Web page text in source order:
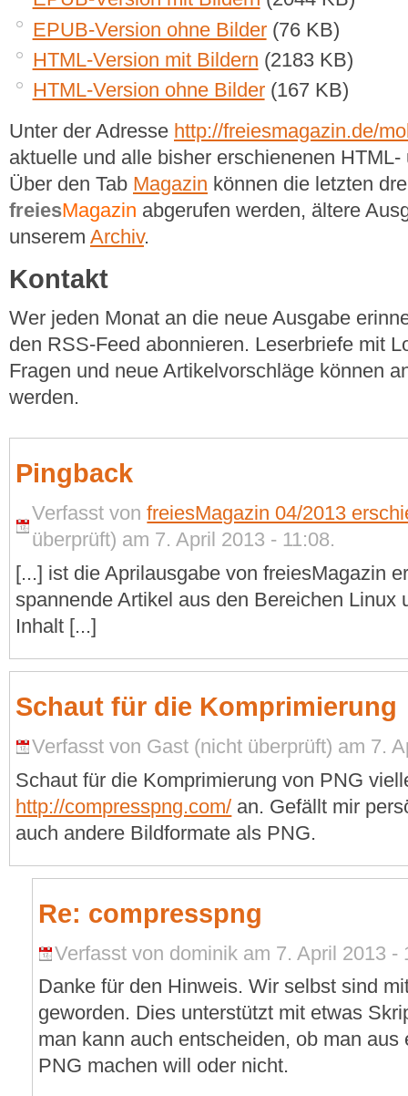
EPUB-Version ohne Bilder(76 KB)
HTML-Version mit Bildern (2183 KB)
HTML-Version ohne Bilder(167 KB)
Unter der Adresse http://freiesmagazin.de/
aktuelle und alle bisher erschienenen
Über den Tab Magazin können die letzten
freiesMagazin abgerufen werden, ältere
unserem Archiv.
Kontakt
Wer jeden Monat an die neue Ausgabe
den RSS-Feed abonnieren. Leserbriefe mit
Fragen und neue Artikelvorschläge können
werden.
Pingback
Verfasst vonfreiesMagazin 04/2013
überprüft) am 7. April 2013 - 11:08.
[...] ist die Aprilausgabe von freiesMagazin
spannende Artikel aus den Bereichen Linux
Inhalt [...]
Schaut für die Komprimierung
Verfasst von Gast (nicht überprüft) am 7.
Schaut für die Komprimierung von PNG
http://compresspng.com/ an. Gefällt mir
auch andere Bildformate als PNG.
Re: compresspng
Verfasst von dominik am 7. April 2013 -
Danke für den Hinweis. Wir selbst sind
geworden. Dies unterstützt mit etwas
man kann auch entscheiden, ob man
PNG machen will oder nicht.